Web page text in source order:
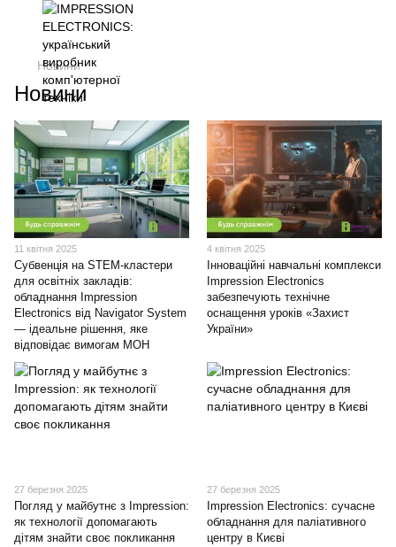
Новини
Новини
11 квітня 2025
Субвенція на STEM-кластери
для освітніх закладів:
обладнання Impression
Electronics від Navigator System
— ідеальне рішення, яке
відповідає вимогам МОН
4 квітня 2025
Інноваційні навчальні комплекси
Impression Electronics
забезпечують технічне
оснащення уроків «Захист
України»
27 березня 2025
Погляд у майбутнє з Impression:
як технології допомагають
дітям знайти своє покликання
27 березня 2025
Impression Electronics: сучасне
обладнання для паліативного
центру в Києві